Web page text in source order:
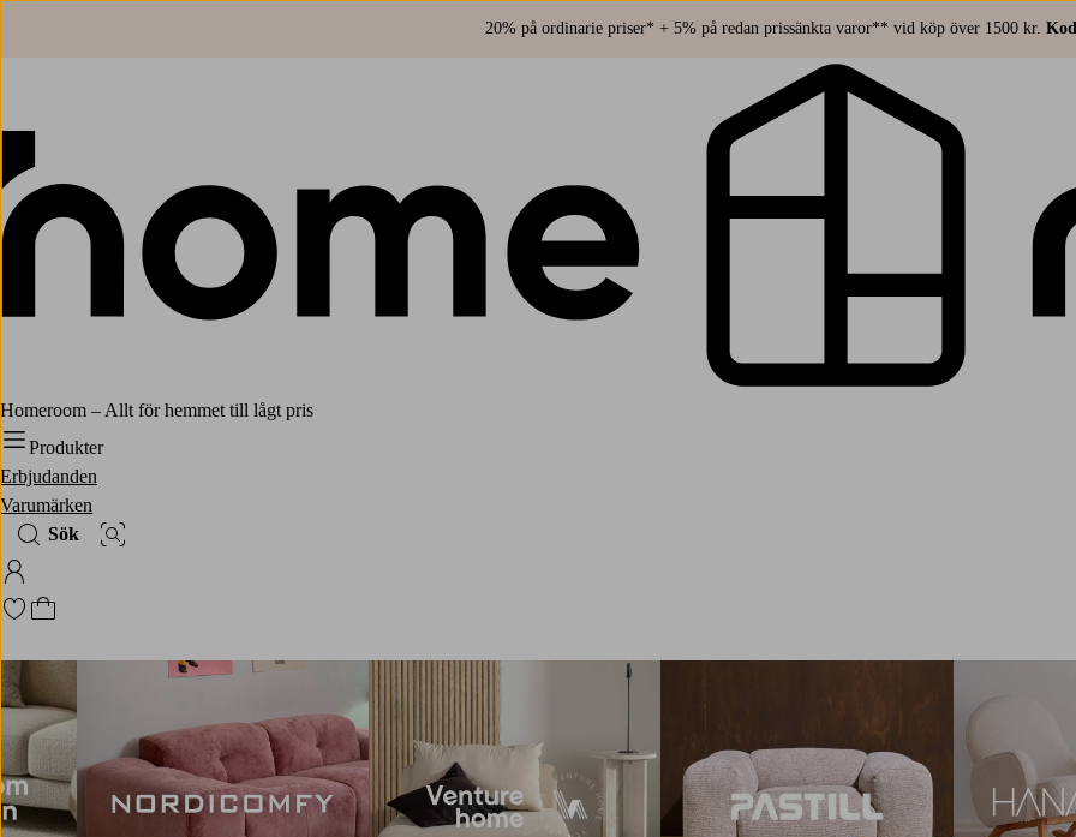
20% på ordinarie priser* + 5% på redan prissänkta varor** vid köp över 1500 kr.
Homeroom – Allt för hemmet till lågt pris
Produkter
Erbjudanden
Varumärken
Sök
Bildsök
Logga in på Homeroom
Gå till favoritmarkerade produkter
Gå till kundvagnen